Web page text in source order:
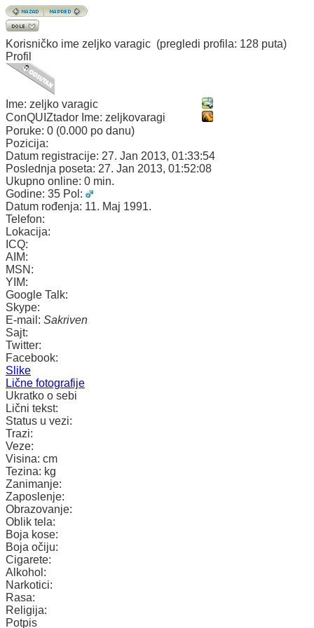
Korisničko ime zeljko varagic (pregledi profila: 128 puta)
Profil
Ime: zeljko varagic
ConQUIZtador Ime: zeljkovaragi
Poruke: 0 (0.000 po danu)
Pozicija:
Datum registracije: 27. Jan 2013, 01:33:54
Poslednja poseta: 27. Jan 2013, 01:52:08
Ukupno online: 0 min.
Godine: 35 Pol:
Datum rođenja: 11. Maj 1991.
Telefon:
Lokacija:
ICQ:
AIM:
MSN:
YIM:
Google Talk:
Skype:
E-mail: Sakriven
Sajt:
Twitter:
Facebook:
Slike
Lične fotografije
Ukratko o sebi
Lični tekst:
Status u vezi:
Trazi:
Veze:
Visina: cm
Tezina: kg
Zanimanje:
Zaposlenje:
Obrazovanje:
Oblik tela:
Boja kose:
Boja očiju:
Cigarete:
Alkohol:
Narkotici:
Rasa:
Religija:
Potpis